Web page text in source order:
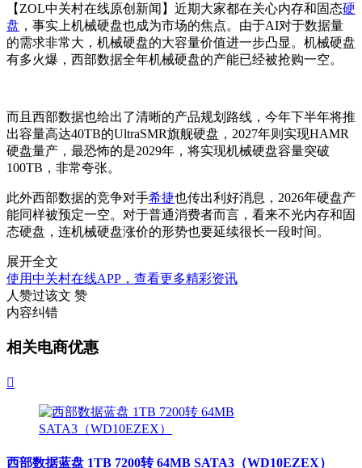
【ZOL中关村在线原创新闻】近期大家都在关心内存和固态硬
盘 ，事实上机械硬盘也成为市场的焦点。由于AI对于数据量
的需求非常大，机械硬盘的大容量价值进一步凸显。机械硬盘
有多火爆，西部数据全年机械硬盘的产能已经被抢购一空。
而且西部数据也给出了清晰的产品规划路线，今年下半年将推
出容量高达40TB的UltraSMR旗舰硬盘，2027年则实现HAMR
硬盘量产，最恐怖的是2029年，将实现机械硬盘容量突破
100TB，非常夸张。
此外西部数据的竞争对手希捷也传出利好消息，2026年硬盘产
能同样被预定一空。对于普通消费者而言，看来不光内存和固
态硬盘，连机械硬盘涨价的形势也要延续很长一段时间。
展开全文
使用中关村在线APP，查看更多精彩资讯
人赞过该文 赞
内容纠错
相关电商优惠

西部数据蓝盘 1TB 7200转 64MB SATA3（WD10EZEX）